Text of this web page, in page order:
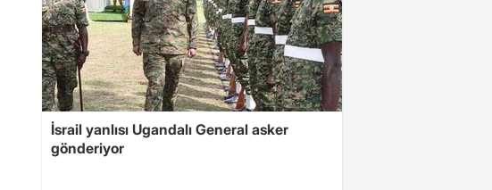
İsrail yanlısı Ugandalı General asker
gönderiyor